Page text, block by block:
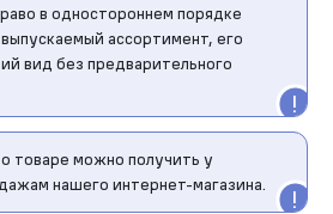
в одностороннем порядке
ассортимент, его
вид без предварительного
товаре можно получить у
нашего интернет-магазина.